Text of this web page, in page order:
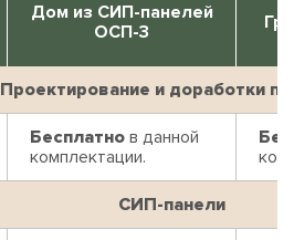
Дом из СИП-панелей
ОСП-3
Проектирование и доработки
Бесплатно в данной
комплектации.
СИП-панели